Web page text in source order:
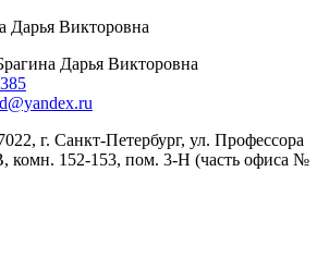
Дарья Викторовна
Дарья Викторовна
г. Санкт-Петербург, ул. Профессора
комн. 152-153, пом. 3-Н (часть офиса №